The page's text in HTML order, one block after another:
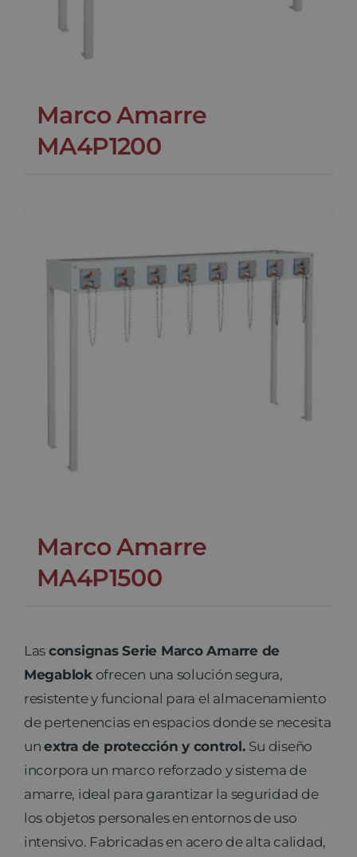
Marco Amarre
MA4P1200
Marco Amarre
MA4P1500
Las consignas Serie Marco Amarre de
Megablokofrecen una solución segura,
resistente y funcional para el almacenamiento
de pertenencias en espacios donde se necesita
unextra de protección y control. Su diseño
incorpora un marco reforzado y sistema de
amarre, ideal para garantizar la seguridad de
los objetos personales en entornos de uso
intensivo. Fabricadas en acero de alta calidad,